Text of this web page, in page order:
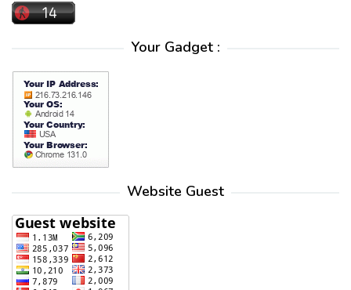
Your Gadget :
Website Guest